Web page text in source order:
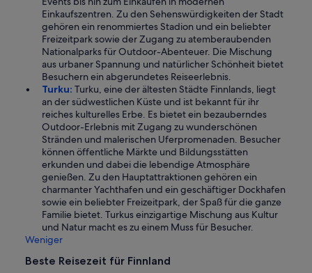
Einkaufszentren. Zu den Sehenswürdigkeiten der Stadt
gehören ein renommiertes Stadion und ein beliebter
Freizeitpark sowie der Zugang zu atemberaubenden
Nationalparks für Outdoor-Abenteuer. Die Mischung
aus urbaner Spannung und natürlicher Schönheit bietet
Besuchern ein abgerundetes Reiseerlebnis.
Turku: Turku, eine der ältesten Städte Finnlands, liegt
an der südwestlichen Küste und ist bekannt für ihr
reiches kulturelles Erbe. Es bietet ein bezauberndes
Outdoor-Erlebnis mit Zugang zu wunderschönen
Stränden und malerischen Uferpromenaden. Besucher
können öffentliche Märkte und Bildungsstätten
erkunden und dabei die lebendige Atmosphäre
genießen. Zu den Hauptattraktionen gehören ein
charmanter Yachthafen und ein geschäftiger Dockhafen
sowie ein beliebter Freizeitpark, der Spaß für die ganze
Familie bietet. Turkus einzigartige Mischung aus Kultur
und Natur macht es zu einem Muss für Besucher.
Weniger
Beste Reisezeit für Finnland